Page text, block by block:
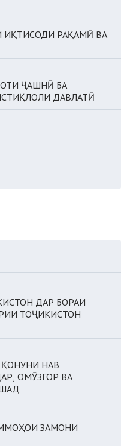
РАҚАМӢ ВА
ҶАШНӢ БА
ДАВЛАТӢ
ДАР БОРАИ
ТОҶИКИСТОН
НАВ
ОМӮЗГОР ВА
ЗАМОНИ